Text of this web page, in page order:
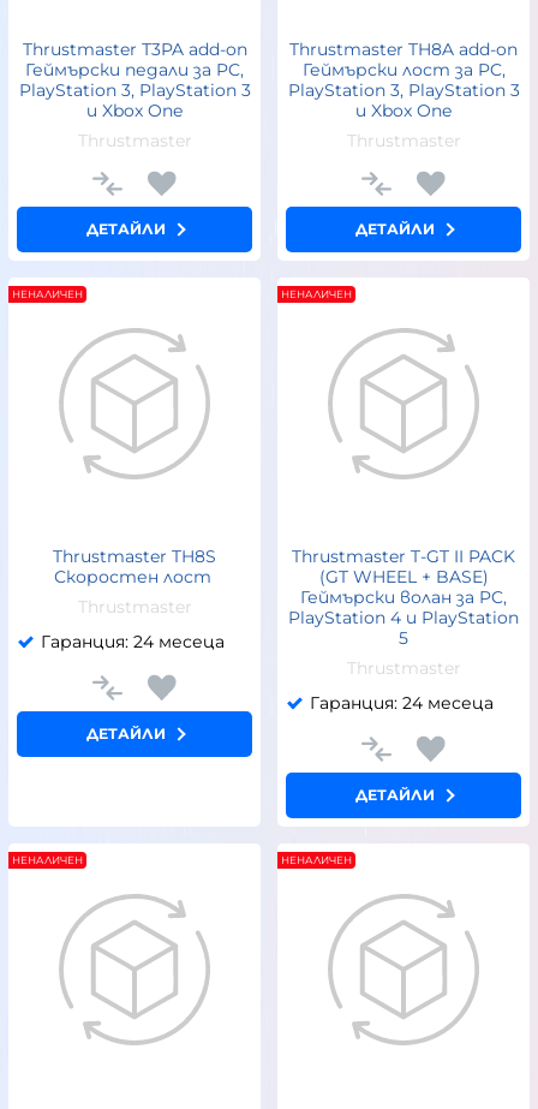
Thrustmaster Т3PA add-on
Геймърски педали за PC,
PlayStation 3, PlayStation 3
и Xbox One
Thrustmaster
ДЕТАЙЛИ
Thrustmaster TH8A add-on
Геймърски лост за PC,
PlayStation 3, PlayStation 3
и Xbox One
Thrustmaster
ДЕТАЙЛИ
Thrustmaster TH8S
Скоростен лост
Thrustmaster
Гаранция: 24 месеца
ДЕТАЙЛИ
НЕНАЛИЧЕН
Thrustmaster T-GT II PACK
(GT WHEEL + BASE)
Геймърски волан за PC,
PlayStation 4 и PlayStation
5
Thrustmaster
Гаранция: 24 месеца
ДЕТАЙЛИ
НЕНАЛИЧЕН
НЕНАЛИЧЕН НЕНАЛИЧЕН